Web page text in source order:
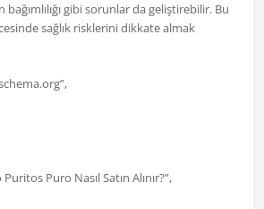
bağımlılığı gibi sorunlar da geliştirebilir. Bu
sağlık risklerini dikkate almak
Puro Nasıl Satın Alınır?”,